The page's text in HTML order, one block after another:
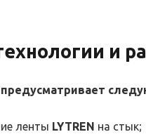
и
предусматривает
ленты LYTREN на стык;